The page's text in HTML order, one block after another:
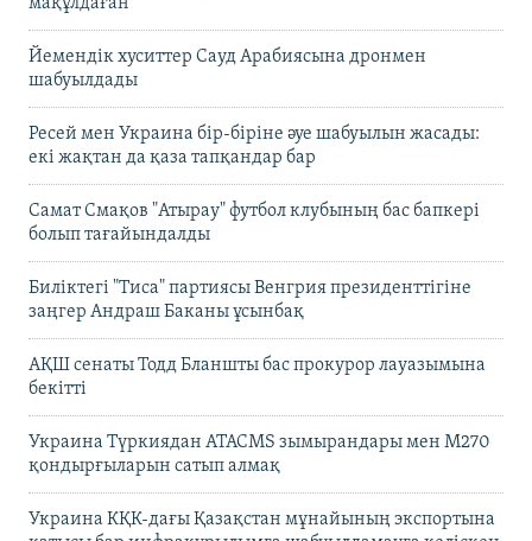
мақұлдаған
Йемендік хуситтер Сауд Арабиясына дронмен
шабуылдады
Ресей мен Украина бір-біріне әуе шабуылын жасады:
екі жақтан да қаза тапқандар бар
Самат Смақов "Атырау" футбол клубының бас бапкері
болып тағайындалды
Биліктегі "Тиса" партиясы Венгрия президенттігіне
заңгер Андраш Баканы ұсынбақ
АҚШ сенаты Тодд Бланшты бас прокурор лауазымына
бекітті
Украина Түркиядан ATACMS зымырандары мен M270
қондырғыларын сатып алмақ
Украина КҚК-дағы Қазақстан мұнайының экспортына